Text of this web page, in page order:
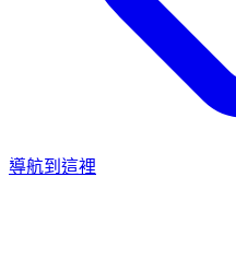
導航到這裡